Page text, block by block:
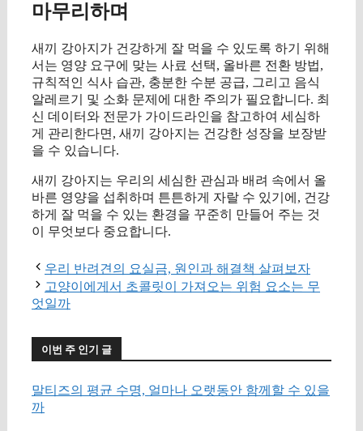
마무리하며
새끼 강아지가 건강하게 잘 먹을 수 있도록 하기 위해
서는 영양 요구에 맞는 사료 선택, 올바른 전환 방법,
규칙적인 식사 습관, 충분한 수분 공급, 그리고 음식
알레르기 및 소화 문제에 대한 주의가 필요합니다. 최
신 데이터와 전문가 가이드라인을 참고하여 세심하
게 관리한다면, 새끼 강아지는 건강한 성장을 보장받
을 수 있습니다.
새끼 강아지는 우리의 세심한 관심과 배려 속에서 올
바른 영양을 섭취하며 튼튼하게 자랄 수 있기에, 건강
하게 잘 먹을 수 있는 환경을 꾸준히 만들어 주는 것
이 무엇보다 중요합니다.
우리 반려견의 요실금, 원인과 해결책 살펴보자
고양이에게서 초콜릿이 가져오는 위험 요소는 무
엇일까
이번 주 인기 글
말티즈의 평균 수명, 얼마나 오랫동안 함께할 수 있을
까